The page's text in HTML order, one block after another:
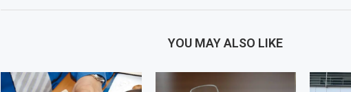
YOU MAY ALSO LIKE